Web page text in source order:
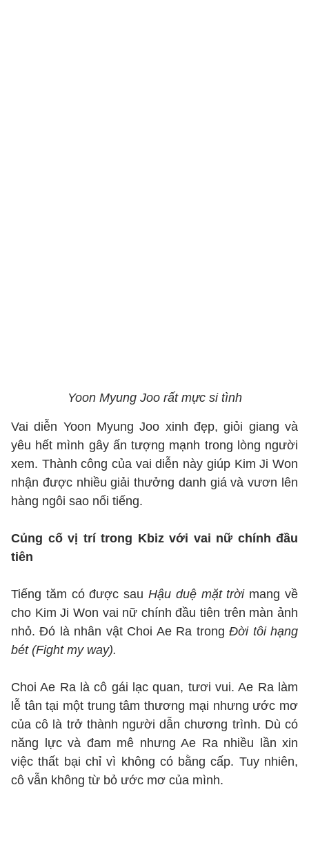
Yoon Myung Joo rất mực si tình
Vai diễn Yoon Myung Joo xinh đẹp, giỏi giang và
yêu hết mình gây ấn tượng mạnh trong lòng người
xem. Thành công của vai diễn này giúp Kim Ji Won
nhận được nhiều giải thưởng danh giá và vươn lên
hàng ngôi sao nổi tiếng.
Củng cố vị trí trong Kbiz với vai nữ chính đầu
tiên
Tiếng tăm có được sau Hậu duệ mặt trời mang về
cho Kim Ji Won vai nữ chính đầu tiên trên màn ảnh
nhỏ. Đó là nhân vật Choi Ae Ra trongĐời tôi hạng
bét (Fight my way).
Choi Ae Ra là cô gái lạc quan, tươi vui. Ae Ra làm
lễ tân tại một trung tâm thương mại nhưng ước mơ
của cô là trở thành người dẫn chương trình. Dù có
năng lực và đam mê nhưng Ae Ra nhiều lần xin
việc thất bại chỉ vì không có bằng cấp. Tuy nhiên,
cô vẫn không từ bỏ ước mơ của mình.